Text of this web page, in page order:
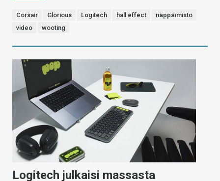
Corsair Glorious Logitech hall effect
näppäimistö
video
wooting
Logitech julkaisi massasta